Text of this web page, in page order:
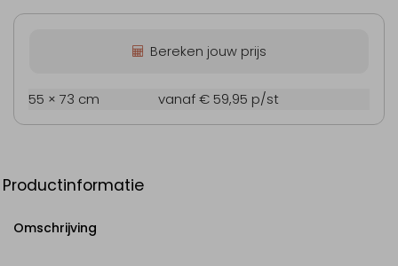
Bereken jouw prijs
55 × 73 cm vanaf € 59,95 p/st
Productinformatie
Omschrijving